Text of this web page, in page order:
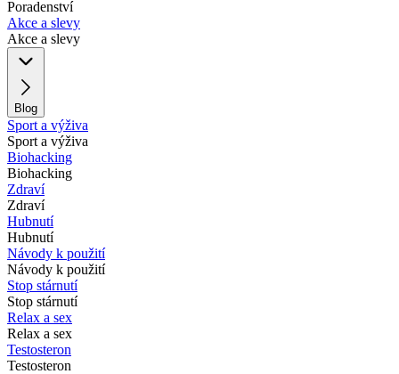
Poradenství
Akce a slevy
Akce a slevy
Blog
Sport a výživa
Sport a výživa
Biohacking
Biohacking
Zdraví
Zdraví
Hubnutí
Hubnutí
Návody k použití
Návody k použití
Stop stárnutí
Stop stárnutí
Relax a sex
Relax a sex
Testosteron
Testosteron